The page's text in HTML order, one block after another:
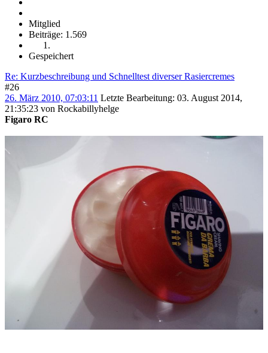
Mitglied
Beiträge: 1.569
Gespeichert
Re: Kurzbeschreibung und Schnelltest diverser Rasiercremes
#26
26. März 2010, 07:03:11 Letzte Bearbeitung: 03. August 2014,
21:35:23 von Rockabillyhelge
Figaro RC